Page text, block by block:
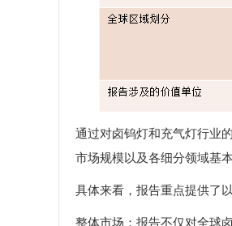
通过对卤钨灯和充气灯行业
市场规模以及各细分领域基
具体来看，报告重点提供了
整体市场：报告不仅对全球